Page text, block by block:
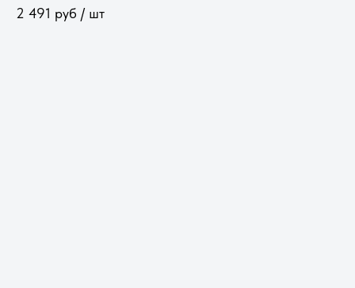
2 491 руб / шт